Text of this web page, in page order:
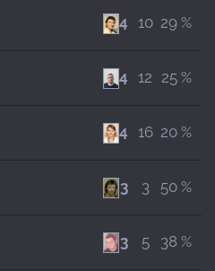
4 10 29 %
4 12 25 %
4 16 20 %
3 3 50 %
3 5 38 %